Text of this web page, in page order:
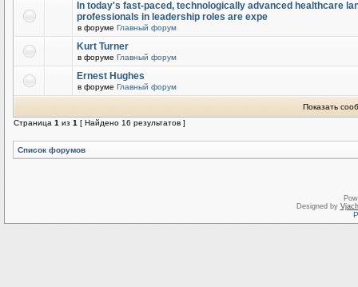
In today's fast-paced, technologically advanced healthcare
professionals in leadership roles are expe
в форуме Главный форум
Kurt Turner
в форуме Главный форум
Ernest Hughes
в форуме Главный форум
Показать
Страница 1 из 1 [ Найдено 16 результатов ]
Список форумов
Designed by